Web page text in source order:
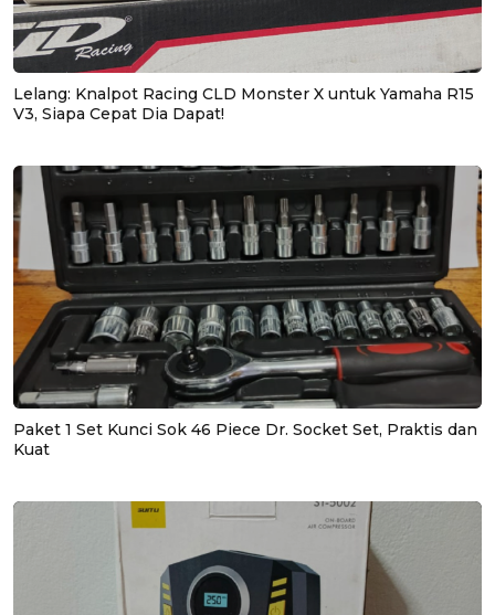
Lelang: Knalpot Racing CLD Monster X untuk Yamaha R15
V3, Siapa Cepat Dia Dapat!
Paket 1 Set Kunci Sok 46 Piece Dr. Socket Set, Praktis dan
Kuat